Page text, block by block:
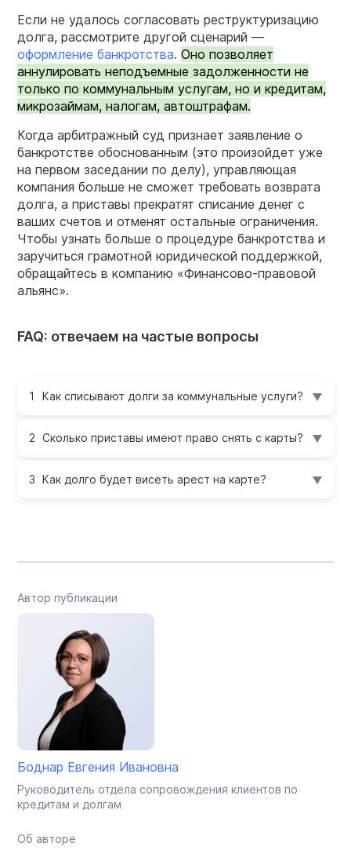
Если не удалось согласовать реструктуризацию
долга, рассмотрите другой сценарий —
оформление банкротства. Оно позволяет
аннулировать неподъемные задолженности не
только по коммунальным услугам, но и кредитам,
микрозаймам, налогам, автоштрафам.
Когда арбитражный суд признает заявление о
банкротстве обоснованным (это произойдет уже
на первом заседании по делу), управляющая
компания больше не сможет требовать возврата
долга, а приставы прекратят списание денег с
ваших счетов и отменят остальные ограничения.
Чтобы узнать больше о процедуре банкротства и
заручиться грамотной юридической поддержкой,
обращайтесь в компанию «Финансово-правовой
альянс».
FAQ: отвечаем на частые вопросы
Как списывают долги за коммунальные услуги?
Сколько приставы имеют право снять с карты?
Как долго будет висеть арест на карте?
Автор публикации
Боднар Евгения Ивановна
Руководитель отдела сопровождения клиентов по
кредитам и долгам
Об авторе